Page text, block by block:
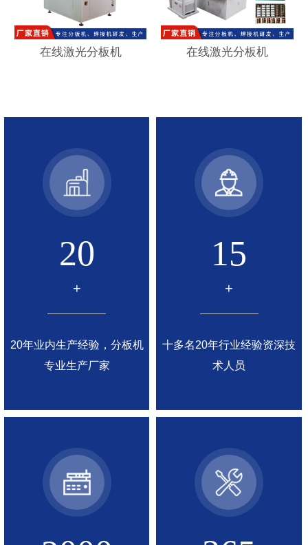
在线激光分板机 在线激光分板机
20
+
20年业内生产经验，分板机
专业生产厂家
15
+
十多名20年行业经验资深技
术人员